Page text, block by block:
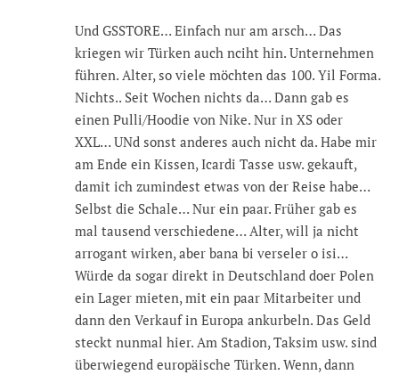
Und GSSTORE… Einfach nur am arsch… Das
kriegen wir Türken auch nciht hin. Unternehmen
führen. Alter, so viele möchten das 100. Yil Forma.
Nichts.. Seit Wochen nichts da… Dann gab es
einen Pulli/Hoodie von Nike. Nur in XS oder
XXL… UNd sonst anderes auch nicht da. Habe mir
am Ende ein Kissen, Icardi Tasse usw. gekauft,
damit ich zumindest etwas von der Reise habe…
Selbst die Schale… Nur ein paar. Früher gab es
mal tausend verschiedene… Alter, will ja nicht
arrogant wirken, aber bana bi verseler o isi…
Würde da sogar direkt in Deutschland doer Polen
ein Lager mieten, mit ein paar Mitarbeiter und
dann den Verkauf in Europa ankurbeln. Das Geld
steckt nunmal hier. Am Stadion, Taksim usw. sind
überwiegend europäische Türken. Wenn, dann